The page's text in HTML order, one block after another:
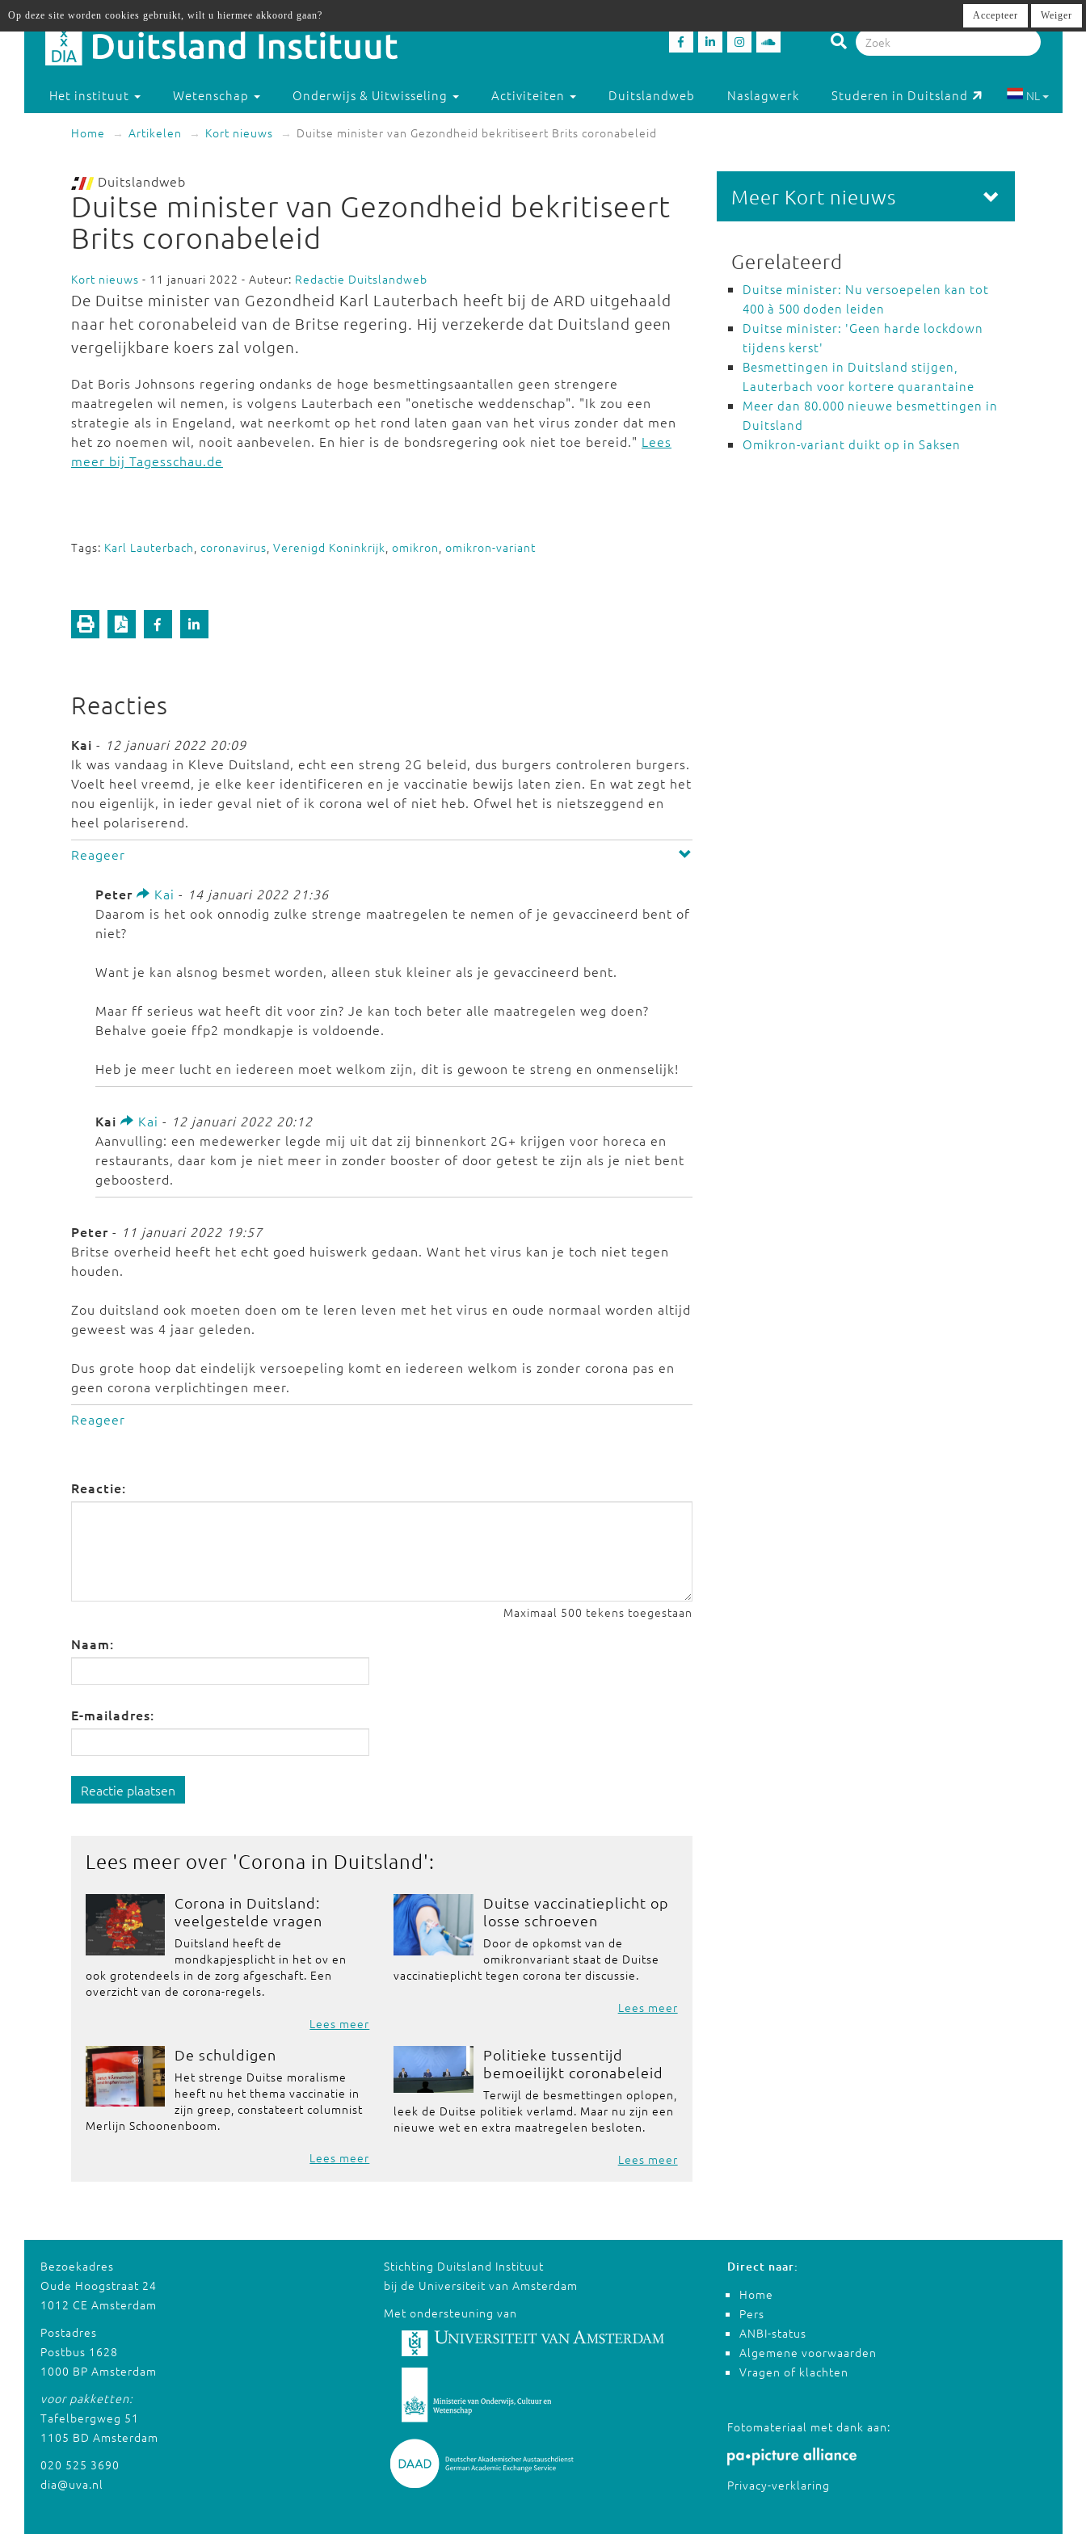
Het instituut Wetenschap Onderwijs & Uitwisseling Activiteiten Duitslandweb Naslagwerk Studeren in Duitsland NL
Home Artikelen Kort nieuws Duitse minister van Gezondheid bekritiseert Brits coronabeleid
Duitslandweb
Duitse minister van Gezondheid bekritiseert
Brits coronabeleid
Kort nieuws - 11 januari 2022 - Auteur: Redactie Duitslandweb
De Duitse minister van Gezondheid Karl Lauterbach heeft bij de ARD uitgehaald
naar het coronabeleid van de Britse regering. Hij verzekerde dat Duitsland geen
vergelijkbare koers zal volgen.
Dat Boris Johnsons regering ondanks de hoge besmettingsaantallen geen strengere
maatregelen wil nemen, is volgens Lauterbach een "onetische weddenschap". "Ik zou een
strategie als in Engeland, wat neerkomt op het rond laten gaan van het virus zonder dat men
het zo noemen wil, nooit aanbevelen. En hier is de bondsregering ook niet toe bereid." Lees
meer bij Tagesschau.de
Tags: Karl Lauterbach, coronavirus, Verenigd Koninkrijk, omikron, omikron-variant
Reacties
Kai - 12 januari 2022 20:09
Ik was vandaag in Kleve Duitsland, echt een streng 2G beleid, dus burgers controleren burgers.
Voelt heel vreemd, je elke keer identificeren en je vaccinatie bewijs laten zien. En wat zegt het
nou eigenlijk, in ieder geval niet of ik corona wel of niet heb. Ofwel het is nietszeggend en
heel polariserend.
Reageer
Peter Kai - 14 januari 2022 21:36
Daarom is het ook onnodig zulke strenge maatregelen te nemen of je gevaccineerd bent of
niet?
Want je kan alsnog besmet worden, alleen stuk kleiner als je gevaccineerd bent.
Maar ff serieus wat heeft dit voor zin? Je kan toch beter alle maatregelen weg doen?
Behalve goeie ffp2 mondkapje is voldoende.
Heb je meer lucht en iedereen moet welkom zijn, dit is gewoon te streng en onmenselijk!
Kai Kai - 12 januari 2022 20:12
Aanvulling: een medewerker legde mij uit dat zij binnenkort 2G+ krijgen voor horeca en
restaurants, daar kom je niet meer in zonder booster of door getest te zijn als je niet bent
geboosterd.
Peter - 11 januari 2022 19:57
Britse overheid heeft het echt goed huiswerk gedaan. Want het virus kan je toch niet tegen
houden.
Zou duitsland ook moeten doen om te leren leven met het virus en oude normaal worden altijd
geweest was 4 jaar geleden.
Dus grote hoop dat eindelijk versoepeling komt en iedereen welkom is zonder corona pas en
geen corona verplichtingen meer.
Reageer
Reactie:
Maximaal 500 tekens toegestaan
Naam:
E-mailadres:
Reactie plaatsen
Lees meer over 'Corona in Duitsland':
Corona in Duitsland:
veelgestelde vragen
Duitsland heeft de
mondkapjesplicht in het ov en
ook grotendeels in de zorg afgeschaft. Een
overzicht van de corona-regels.
Lees meer
Duitse vaccinatieplicht op
losse schroeven
Door de opkomst van de
omikronvariant staat de Duitse
vaccinatieplicht tegen corona ter discussie.
Lees meer
De schuldigen
Het strenge Duitse moralisme
heeft nu het thema vaccinatie in
zijn greep, constateert columnist
Merlijn Schoonenboom.
Lees meer
Politieke tussentijd
bemoeilijkt coronabeleid
Terwijl de besmettingen oplopen,
leek de Duitse politiek verlamd. Maar nu zijn een
nieuwe wet en extra maatregelen besloten.
Lees meer
Meer Kort nieuws
Gerelateerd
Duitse minister: Nu versoepelen kan tot
400 à 500 doden leiden
Duitse minister: 'Geen harde lockdown
tijdens kerst'
Besmettingen in Duitsland stijgen,
Lauterbach voor kortere quarantaine
Meer dan 80.000 nieuwe besmettingen in
Duitsland
Omikron-variant duikt op in Saksen
Bezoekadres
Oude Hoogstraat 24
1012 CE Amsterdam
Postadres
Postbus 1628
1000 BP Amsterdam
voor pakketten:
Tafelbergweg 51
1105 BD Amsterdam
020 525 3690
dia@uva.nl
Stichting Duitsland Instituut
bij de Universiteit van Amsterdam
Met ondersteuning van
Direct naar:
Home
Pers
ANBI-status
Algemene voorwaarden
Vragen of klachten
Fotomateriaal met dank aan:
Privacy-verklaring
Op deze site worden cookies gebruikt, wilt u hiermee akkoord gaan? Accepteer Weiger